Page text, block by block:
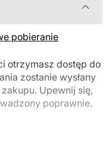
pobieranie
otrzymasz dostęp do
zostanie wysłany
Upewnij się,
poprawnie.